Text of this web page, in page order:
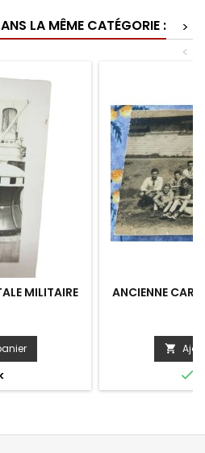
LA MÊME CATÉGORIE :
>
<
MILITAIRE
ANCIENNE

